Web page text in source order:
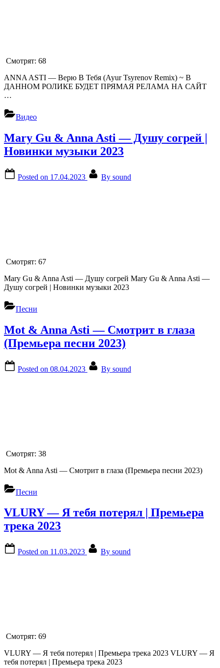
Смотрят: 68
ANNA ASTI — Верю В Тебя (Ayur Tsyrenov Remix) ~ В
ДАННОМ РОЛИКЕ БУДЕТ ПРЯМАЯ РЕЛАМА НА САЙТ
…
Видео
Mary Gu & Anna Asti — Душу согрей |
Новинки музыки 2023
Posted on 17.04.2023 By sound
Смотрят: 67
Mary Gu & Anna Asti — Душу согрей Mary Gu & Anna Asti —
Душу согрей | Новинки музыки 2023
Песни
Mot & Anna Asti — Смотрит в глаза
(Премьера песни 2023)
Posted on 08.04.2023 By sound
Смотрят: 38
Mot & Anna Asti — Смотрит в глаза (Премьера песни 2023)
Песни
VLURY — Я тебя потерял | Премьера
трека 2023
Posted on 11.03.2023 By sound
Смотрят: 69
VLURY — Я тебя потерял | Премьера трека 2023 VLURY — Я
тебя потерял | Премьера трека 2023